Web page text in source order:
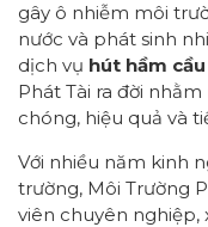
gây ô nhiễm môi
nước và phát sinh
dịch vụ hút hầm
Phát Tài ra đời
chóng, hiệu quả và
Với nhiều năm kinh
trường, Môi Trường
viên chuyên nghiệp,